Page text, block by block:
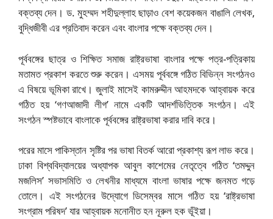
বক্তব্য দেন। ড. মুহম্মদ শহীদুল্লাহ ছাড়াও বেশ কয়েকজন বাঙালি লেখক,
বুদ্ধিজীবী এর প্রতিবাদ করেন এবং বাংলার পক্ষে বক্তব্য দেন।
পূর্ববঙ্গের ছাত্র ও শিক্ষিত সমাজ রাষ্ট্রভাষা বাংলার পক্ষে পত্র-পত্রিকায়
মতামত প্রকাশ করতে শুরু করেন। এসময় পূর্ববঙ্গে গঠিত বিভিন্ন সংগঠনও
এ বিষয়ে ভূমিকা রাখে। জুলাই মাসেই কামরুদ্দীন আহমদকে আহ্বায়ক করে
গঠিত হয় ‘গণআজাদী লীগ’ নামে একটি আদর্শভিত্তিক সংগঠন। এই
সংগঠন স্পষ্টভাবে বাংলাকে পূর্ববঙ্গের রাষ্ট্রভাষা করার দাবি করে।
পরের মাসে পাকিস্তান সৃষ্টির পর ভাষা বিতর্ক আরো প্রকাশ্য রূপ লাভ করে।
ঢাকা বিশ্ববিদ্যালয়ের অধ্যাপক আবুল কাশেমের নেতৃত্বে গঠিত ‘তমদ্দুন
মজলিস’ সভাসমিতি ও লেখনীর মাধ্যমে বাংলা ভাষার পক্ষে জনমত গড়ে
তোলে। এই সংগঠনের উদ্যোগে ডিসেম্বর মাসে গঠিত হয় ‘রাষ্ট্রভাষা
সংগ্রাম পরিষদ’ যার আহ্বায়ক মনোনীত হন নূরুল হক ভূঁইয়া।